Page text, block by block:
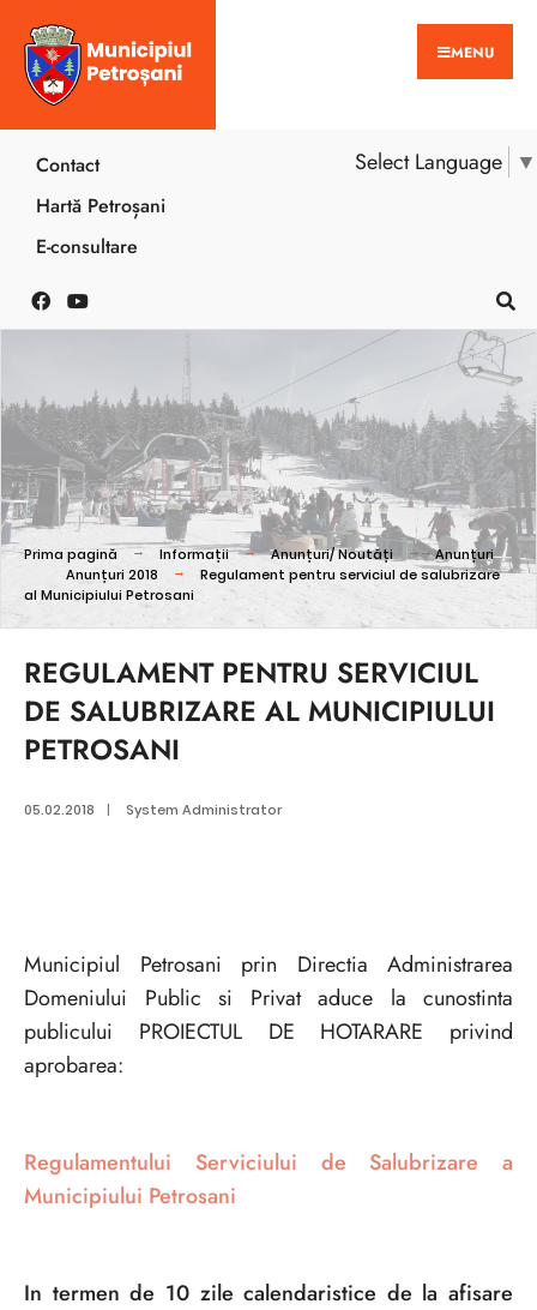
MENU
Select Language ▼
Contact
Hartă Petroșani
E-consultare
Prima pagină Informații Anunțuri/ Noutăți
Anunțuri
Anunțuri 2018
Regulament pentru serviciul de salubrizare
al Municipiului Petrosani
REGULAMENT PENTRU SERVICIUL
DE SALUBRIZARE AL MUNICIPIULUI
PETROSANI
05.02.2018 | System Administrator
Municipiul Petrosani prin Directia Administrarea
Domeniului Public si Privat aduce la cunostinta
publicului PROIECTUL DE HOTARARE privind
aprobarea:
Regulamentului Serviciului de Salubrizare a
Municipiului Petrosani
In termen de 10 zile calendaristice de la afisare